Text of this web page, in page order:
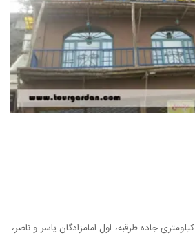
روستای ازغد، 17 کیلومتری جاده طرقبه، اول امامزادگان یاسر و ناصر،